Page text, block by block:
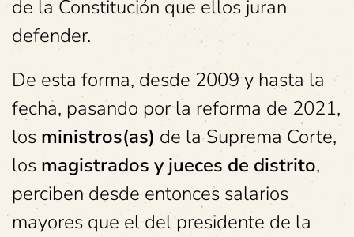
de la Constitución que ellos juran
defender.
De esta forma, desde 2009 y hasta la
fecha, pasando por la reforma de 2021,
los ministros(as) de la Suprema Corte,
los magistrados y jueces de distrito,
perciben desde entonces salarios
mayores que el del presidente de la